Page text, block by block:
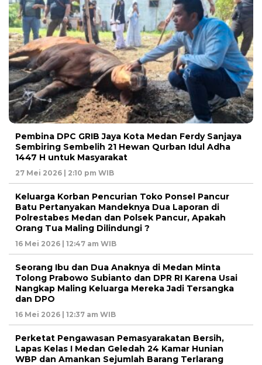
Pembina DPC GRIB Jaya Kota Medan Ferdy Sanjaya
Sembiring Sembelih 21 Hewan Qurban Idul Adha
1447 H untuk Masyarakat
27 Mei 2026 | 2:10 pm WIB
Keluarga Korban Pencurian Toko Ponsel Pancur
Batu Pertanyakan Mandeknya Dua Laporan di
Polrestabes Medan dan Polsek Pancur, Apakah
Orang Tua Maling Dilindungi ?
16 Mei 2026 | 12:47 am WIB
Seorang Ibu dan Dua Anaknya di Medan Minta
Tolong Prabowo Subianto dan DPR RI Karena Usai
Nangkap Maling Keluarga Mereka Jadi Tersangka
dan DPO
16 Mei 2026 | 12:37 am WIB
Perketat Pengawasan Pemasyarakatan Bersih,
Lapas Kelas I Medan Geledah 24 Kamar Hunian
WBP dan Amankan Sejumlah Barang Terlarang